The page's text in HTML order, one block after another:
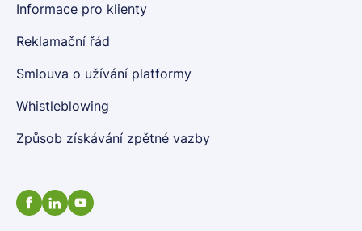
Informace pro klienty
Reklamační řád
Smlouva o užívání platformy
Whistleblowing
Způsob získávání zpětné vazby